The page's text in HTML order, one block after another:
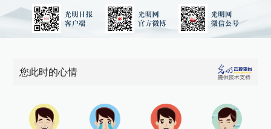
您此时的心情